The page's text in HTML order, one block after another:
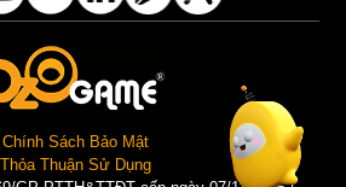
Chính Sách Bảo Mật
Thỏa Thuận Sử Dụng